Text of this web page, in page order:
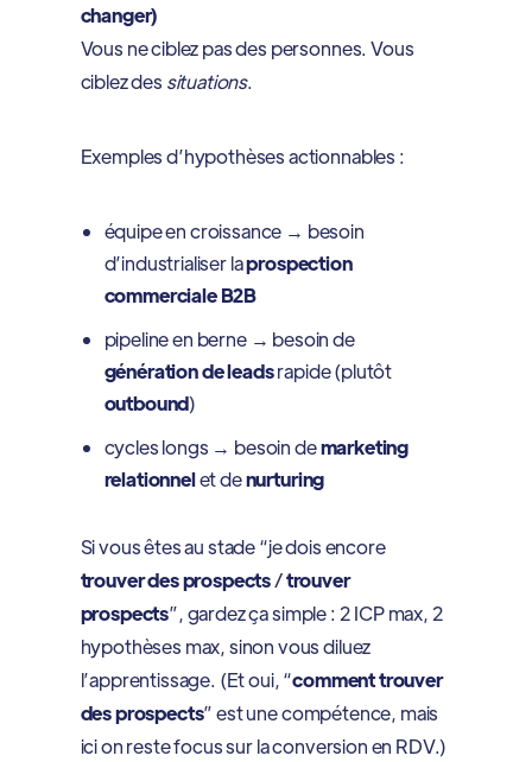
changer)
Vous ne ciblez pas des personnes. Vous
ciblez des situations.
Exemples d’hypothèses actionnables :
équipe en croissance → besoin
d’industrialiser laprospection
commerciale B2B
pipeline en berne → besoin de
génération de leadsrapide (plutôt
outbound)
cycles longs → besoin demarketing
relationnelet denurturing
Si vous êtes au stade “je dois encore
trouver des prospects/trouver
prospects”, gardez ça simple : 2 ICP max, 2
hypothèses max, sinon vous diluez
l’apprentissage. (Et oui, “comment trouver
des prospects” est une compétence, mais
ici on reste focus sur la conversion en RDV.)